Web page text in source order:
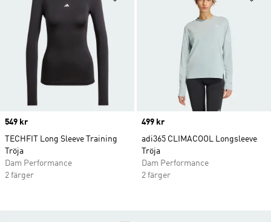
Price
549 kr
TECHFIT Long Sleeve Training
Tröja
Dam Performance
2 färger
Price
499 kr
adi365 CLIMACOOL Longsleeve
Tröja
Dam Performance
2 färger